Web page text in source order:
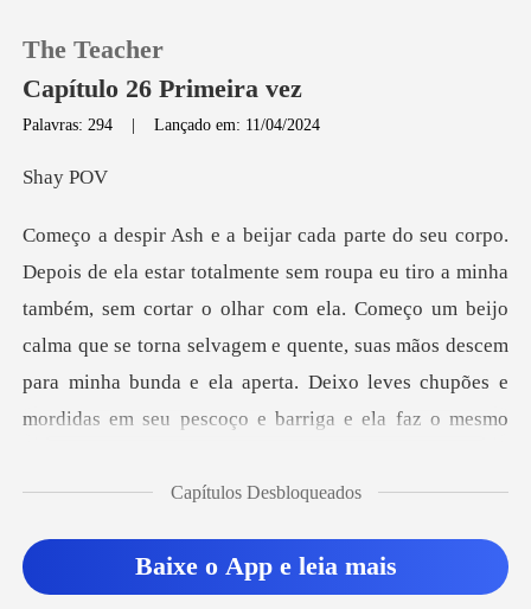
Loja
Histórico
Sair
The Teacher
Capítulo 26 Primeira vez
Palavras: 294 |Lançado em: 11/04/2024
ay
também, sem cortar o olhar com ela. Começo um beijo
calma que se torna selvagem e quente, suas mãos descem
para m
Capítulos Desbloqueados
Baixe o App e leia mais